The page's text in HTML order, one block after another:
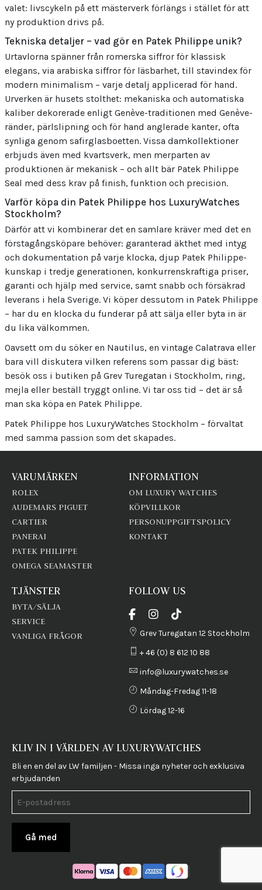
valet: livscykeln på ett mästerverk förlängs i stället för att
ny produktion drivs på.
Tekniska detaljer – vad gör en Patek Philippe unik?
Urtavlorna spänner från romerska siffror för klassisk
elegans, via arabiska siffror för läsbarhet, till stavindex för
modern minimalism – varje detalj applicerad för hand.
Urverken är husets stolthet: mekaniska och automatiska
kaliber dekorerade enligt Genève-traditionen med Genève-
ränder, pärlslipning och för hand anglerade kanter, ofta
synliga genom safirglasboetten. Vissa damkollektioner
erbjuds även med kvartsverk, men merparten av
produktionen är mekanisk – och allt bär Patek Philippe
Seal med dess krav på finish, funktion och precision.
Varför köpa din Patek Philippe hos LuxuryWatches
Stockholm?
Därför att vi kombinerar det en samlare kräver med det en
förstagångsköpare behöver: garanterad äkthet med intyg
och dokumentation på varje klocka, djup Patek Philippe-
kunskap i tredje generationen, konkurrenskraftiga priser,
garanti och hjälp med service, samt snabb och försäkrad
leverans i hela Sverige. Vi köper dessutom in Patek Philippe
– har du en klocka du funderar på att sälja eller byta in är
du lika välkommen.
Oavsett om du söker en Nautilus, en vintage Calatrava eller
bara vill diskutera vilken referens som passar dig bäst:
besök oss i butiken på Grev Turegatan i Stockholm, ring,
mejla eller beställ tryggt online. Vi tar oss tid – det är så
man ska köpa en Patek Philippe.
Patek Philippe hos LuxuryWatches Stockholm – förvaltat
med samma passion som det skapades.
VARUMÄRKEN
ROLEX
AUDEMARS PIGUET
CARTIER
PANERAI
PATEK PHILIPPE
OMEGA SEAMASTER
INFORMATION
OM LUXURY WATCHES
KÖPVILLKOR
PERSONUPPGIFTSPOLICY
KONTAKT
TJÄNSTER
BYTA/SÄLJA
SERVICE
VANLIGA FRÅGOR
FOLLOW US
Grev Turegatan 12 Stockholm
+ 46 (0) 8 612 10 88
info@luxurywatches.se
Måndag-Fredag 11-18
Lördag 12-16
KLIV IN I VÄRLDEN AV LUXURYWATCHES
Bli en en del av LW familjen - Missa inga nyheter och exklusiva
erbjudanden
Gå med